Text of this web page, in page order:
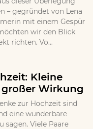
– gegründet von Lena
mit einem Gespür
wir den Blick
richten. Vo...
Kleine
Wirkung
zur Hochzeit sind
eine wunderbare
sagen. Viele Paare